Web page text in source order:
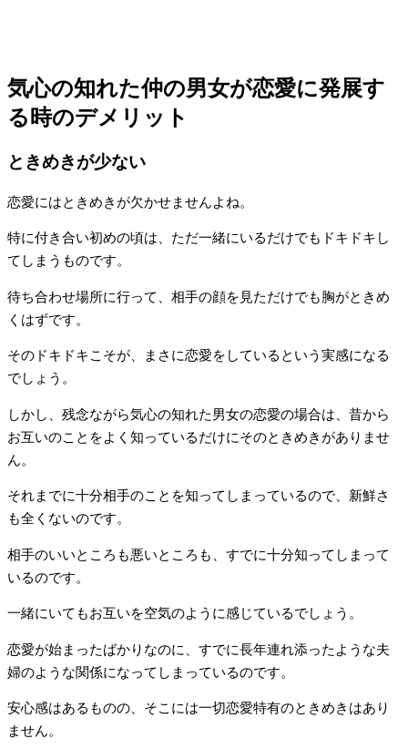
気心の知れた仲の男女が恋愛に発展す
る時のデメリット
ときめきが少ない
恋愛にはときめきが欠かせませんよね。
特に付き合い初めの頃は、ただ一緒にいるだけでもドキドキし
てしまうものです。
待ち合わせ場所に行って、相手の顔を見ただけでも胸がときめ
くはずです。
そのドキドキこそが、まさに恋愛をしているという実感になる
でしょう。
しかし、残念ながら気心の知れた男女の恋愛の場合は、昔から
お互いのことをよく知っているだけにそのときめきがありませ
ん。
それまでに十分相手のことを知ってしまっているので、新鮮さ
も全くないのです。
相手のいいところも悪いところも、すでに十分知ってしまって
いるのです。
一緒にいてもお互いを空気のように感じているでしょう。
恋愛が始まったばかりなのに、すでに長年連れ添ったような夫
婦のような関係になってしまっているのです。
安心感はあるものの、そこには一切恋愛特有のときめきはあり
ません。